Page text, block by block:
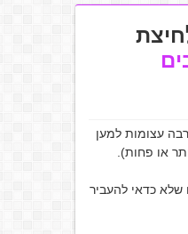
עצומות למען
או פחות).
שלא כדאי להעביר